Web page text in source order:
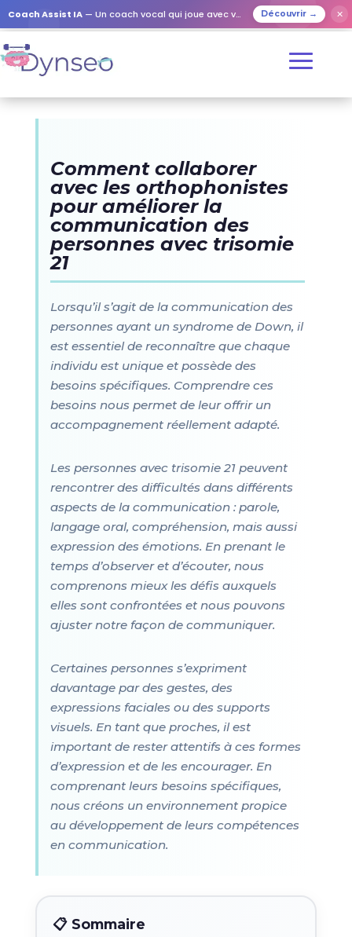
Coach Assist IA — Un coach vocal qui joue avec vos proches Découvrir → ✕
Comment collaborer
avec les orthophonistes
pour améliorer la
communication des
personnes avec trisomie
21
Lorsqu’il s’agit de la communication des
personnes ayant un syndrome de Down, il
est essentiel de reconnaître que chaque
individu est unique et possède des
besoins spécifiques. Comprendre ces
besoins nous permet de leur offrir un
accompagnement réellement adapté.
Les personnes avec trisomie 21 peuvent
rencontrer des difficultés dans différents
aspects de la communication : parole,
langage oral, compréhension, mais aussi
expression des émotions. En prenant le
temps d’observer et d’écouter, nous
comprenons mieux les défis auxquels
elles sont confrontées et nous pouvons
ajuster notre façon de communiquer.
Certaines personnes s’expriment
davantage par des gestes, des
expressions faciales ou des supports
visuels. En tant que proches, il est
important de rester attentifs à ces formes
d’expression et de les encourager. En
comprenant leurs besoins spécifiques,
nous créons un environnement propice
au développement de leurs compétences
en communication.
📋 Sommaire